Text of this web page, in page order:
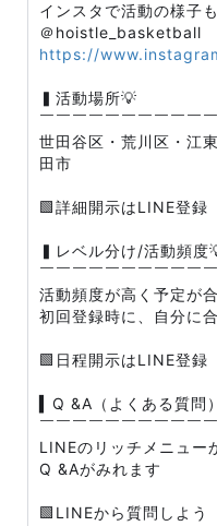
インスタで活動の様子
＠hoistle_basketball
https://
▍活動場所💡
￣￣￣￣￣￣￣￣￣￣
世田谷区・荒川区・江
田市
🟩詳細開示はLINE登録
▍レベル分け/活動頻度
￣￣￣￣￣￣￣￣￣￣
活動頻度が高く予定が
初回登録時に、自分に
🟩日程開示はLINE登録
▍Q &A（よくある質問
￣￣￣￣￣￣￣￣￣￣
LINEのリッチメニュー
Q &Aがみれます
🟩LINEから質問しよう